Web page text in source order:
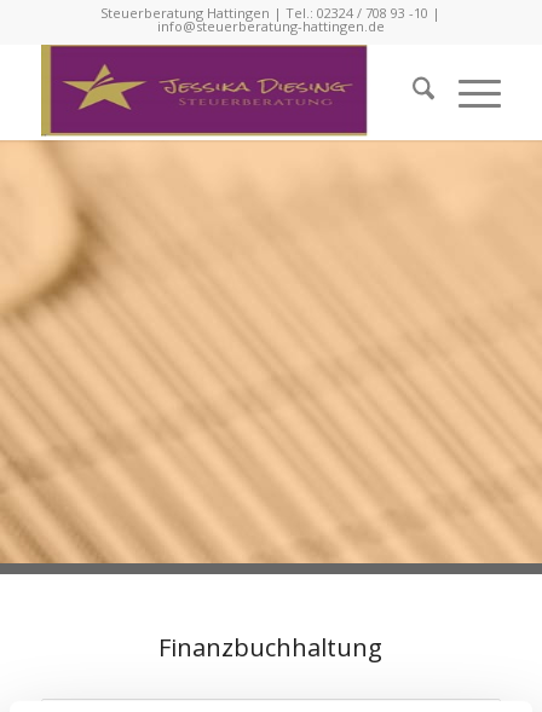
Steuerberatung Hattingen | Tel.: 02324 / 708 93 -10 |
info@steuerberatung-hattingen.de
Finanzbuchhaltung